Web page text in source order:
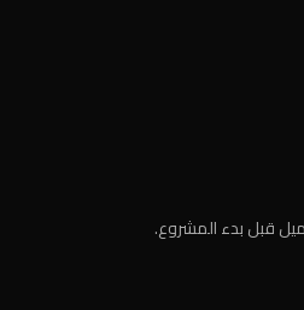
قبل بدء المشروع.